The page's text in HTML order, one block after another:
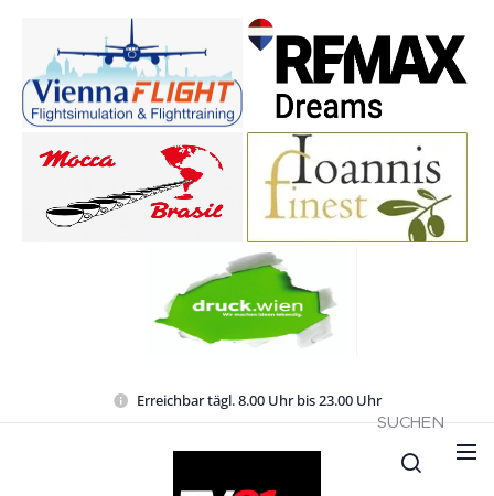
Erreichbar tägl. 8.00 Uhr bis 23.00 Uhr
SUCHEN